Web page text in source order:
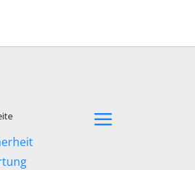
a
...